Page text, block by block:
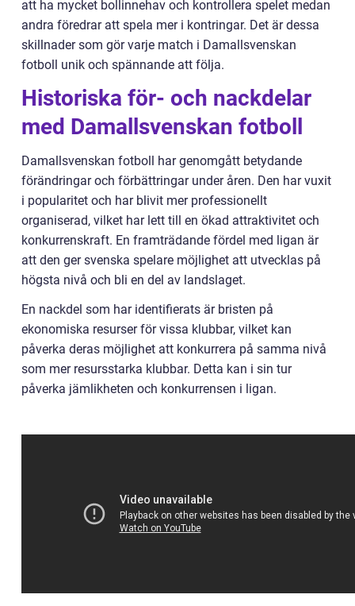
att ha mycket bollinnehav och kontrollera spelet medan
andra föredrar att spela mer i kontringar. Det är dessa
skillnader som gör varje match i Damallsvenskan
fotboll unik och spännande att följa.
Historiska för- och nackdelar
med Damallsvenskan fotboll
Damallsvenskan fotboll har genomgått betydande
förändringar och förbättringar under åren. Den har vuxit
i popularitet och har blivit mer professionellt
organiserad, vilket har lett till en ökad attraktivitet och
konkurrenskraft. En framträdande fördel med ligan är
att den ger svenska spelare möjlighet att utvecklas på
högsta nivå och bli en del av landslaget.
En nackdel som har identifierats är bristen på
ekonomiska resurser för vissa klubbar, vilket kan
påverka deras möjlighet att konkurrera på samma nivå
som mer resursstarka klubbar. Detta kan i sin tur
påverka jämlikheten och konkurrensen i ligan.